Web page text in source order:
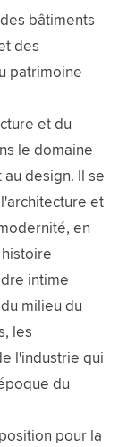
bâtiments
des
patrimoine
et du
le domaine
design. Il se
et
en
intime
milieu du
les
l'industrie qui
du
pour la